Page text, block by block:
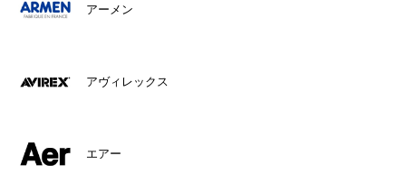
アーメン
アヴィレックス
エアー